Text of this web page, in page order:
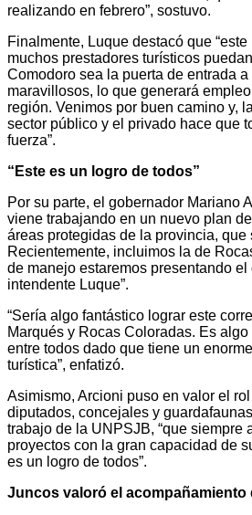
realizando en febrero”, sostuvo.
Finalmente, Luque destacó que
muchos prestadores turísticos
Comodoro sea la puerta de entrada
maravillosos, lo que generará
región. Venimos por buen camino y,
sector público y el privado hace que
fuerza”.
“Este es un logro de todos”
Por su parte, el gobernador Mariano
viene trabajando en un nuevo plan
áreas protegidas de la provincia, que
Recientemente, incluimos la de
de manejo estaremos presentando el
intendente Luque”.
“Sería algo fantástico lograr este
Marqués y Rocas Coloradas. Es
entre todos dado que tiene un
turística”, enfatizó.
Asimismo, Arcioni puso en valor el
diputados, concejales y
trabajo de la UNPSJB, “que siempre
proyectos con la gran capacidad de
es un logro de todos”.
Juncos valoró el acompañamiento